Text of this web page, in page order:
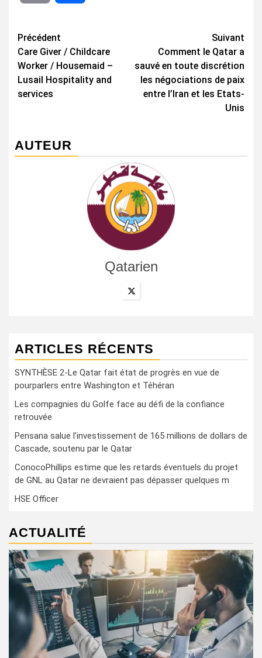
Navigation
d’article
Précédent
Care Giver / Childcare
Worker / Housemaid –
Lusail Hospitality and
services
Suivant
Comment le Qatar a
sauvé en toute discrétion
les négociations de paix
entre l’Iran et les Etats-
Unis
AUTEUR
Qatarien
ARTICLES RÉCENTS
SYNTHÈSE 2-Le Qatar fait état de progrès en vue de
pourparlers entre Washington et Téhéran
Les compagnies du Golfe face au défi de la confiance
retrouvée
Pensana salue l’investissement de 165 millions de dollars de
Cascade, soutenu par le Qatar
ConocoPhillips estime que les retards éventuels du projet
de GNL au Qatar ne devraient pas dépasser quelques m
HSE Officer
ACTUALITÉ